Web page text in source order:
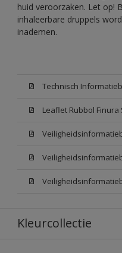
huid veroorzaken. Let op!
inhaleerbare druppels
inademen.
Leaflet Rubbol Finura
Kleurcollectie